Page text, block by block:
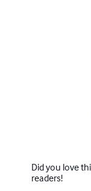
Did you love
readers!